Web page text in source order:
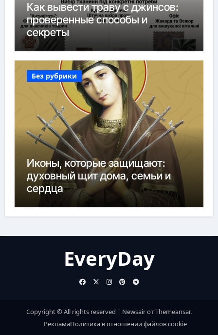
Как вывести траву с джинсов:
проверенные способы и
секреты
Без рубрики
Иконы, которые защищают:
духовный щит дома, семьи и
сердца
EveryDay
Copyright © All rights reserved | NewsairотThemeansar.
РекламаПолитика в отношении файлов cookie